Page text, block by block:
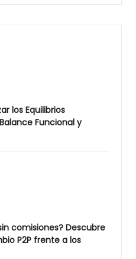
los Equilibrios
Funcional y
comisiones? Descubre
P2P frente a los